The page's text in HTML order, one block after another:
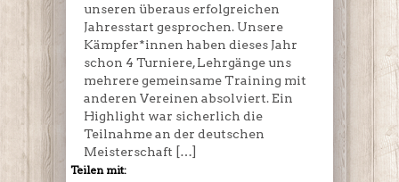
unseren überaus erfolgreichen
Jahresstart gesprochen. Unsere
Kämpfer*innen haben dieses Jahr
schon 4 Turniere, Lehrgänge uns
mehrere gemeinsame Training mit
anderen Vereinen absolviert. Ein
Highlight war sicherlich die
Teilnahme an der deutschen
Meisterschaft […]
Teilen mit: